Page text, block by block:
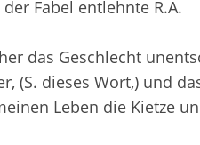
Fabel entlehnte R.A.
das Geschlecht
(S. dieses Wort,) und
Leben die Kietze